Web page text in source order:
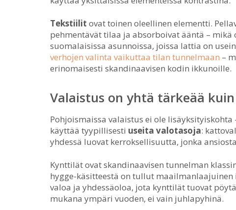
Tekstiilit ovat toinen oleellinen elementti.
pehmentävät tilaa ja absorboivat ääntä – mikä
suomalaisissa asunnoissa, joissa lattia on
verhojen valinta vaikuttaa tilan tunnelmaan –
erinomaisesti skandinaavisen kodin ikkunoille.
Valaistus on yhtä tärkeää
Pohjoismaissa valaistus ei ole
käyttää tyypillisesti useita valotasoja:
yhdessä luovat kerroksellisuutta, jonka
Kynttilät ovat skandinaavisen tunnelman
hygge-käsitteestä on tullut
valoa ja yhdessäoloa, jota kynttilät tuovat
mukana ympäri vuoden, ei vain juhlapyhinä.